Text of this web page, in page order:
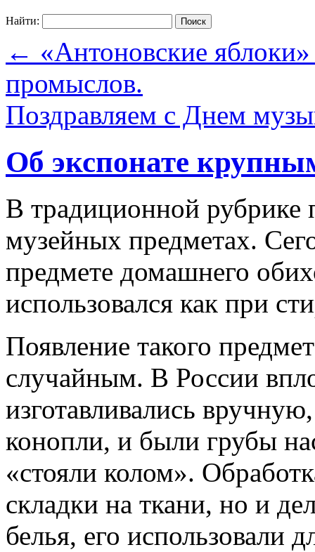
Найти:
← «Антоновские
промыслов.
Поздравляем с Днем
Об экспонате
В традиционной рубрике
музейных предметах.
предмете домашнего
использовался как при
Появление такого
случайным. В России
изготавливались
конопли, и были грубы
«стояли колом».
складки на ткани, но и
белья, его использовали